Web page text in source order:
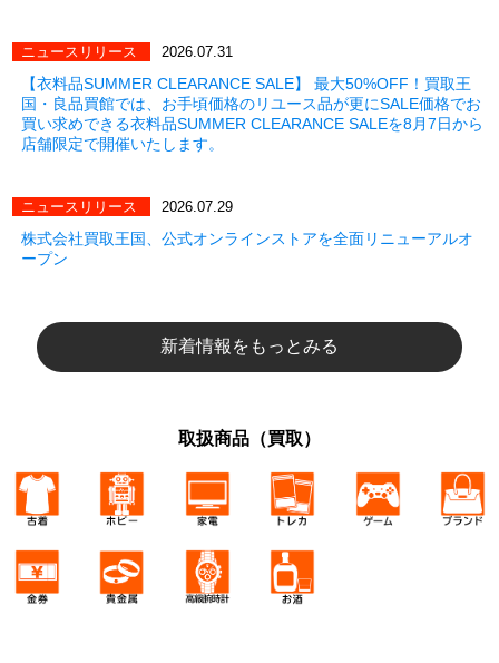
ニュースリリース 2026.07.31
【衣料品SUMMER CLEARANCE SALE】 最大50%OFF！買取王
国・良品買館では、お手頃価格のリユース品が更にSALE価格でお
買い求めできる衣料品SUMMER CLEARANCE SALEを8月7日から
店舗限定で開催いたします。
ニュースリリース 2026.07.29
株式会社買取王国、公式オンラインストアを全面リニューアルオ
ープン
新着情報をもっとみる
取扱商品（買取）